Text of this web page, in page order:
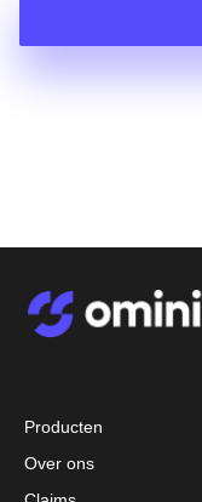
Afbeelding
Producten
Over ons